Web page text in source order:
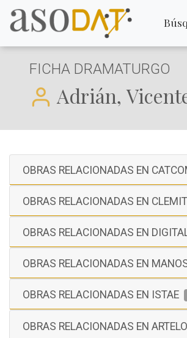
FICHA DRAMATURGO
Adrián,
OBRAS RELACIONADAS EN
OBRAS RELACIONADAS EN CLEMIT
OBRAS RELACIONADAS EN
OBRAS RELACIONADAS EN
OBRAS RELACIONADAS EN ISTAE
OBRAS RELACIONADAS EN